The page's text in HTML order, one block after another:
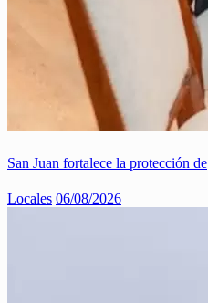
San Juan fortalece la protección de
Locales 06/08/2026